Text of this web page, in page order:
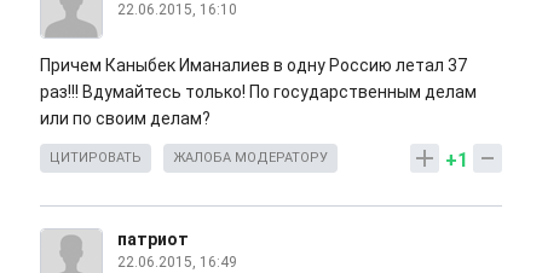
22.06.2015, 16:10
Причем Каныбек Иманалиев в одну Россию летал 37
раз!!! Вдумайтесь только! По государственным делам
или по своим делам?
+1
ЦИТИРОВАТЬ ЖАЛОБА МОДЕРАТОРУ
патриот
22.06.2015, 16:49